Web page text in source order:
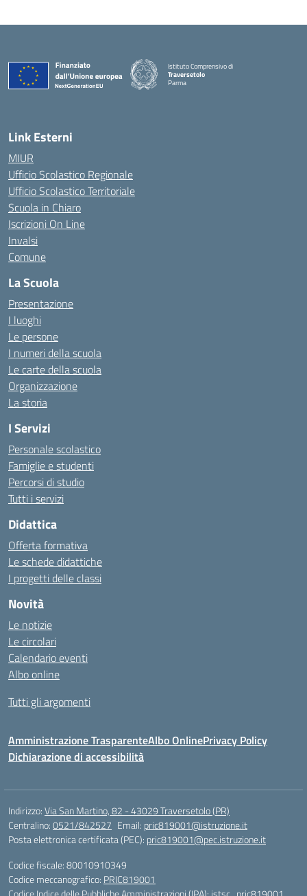
Istituto Comprensivo di
Traversetolo
Parma
Link Esterni
MIUR
Ufficio Scolastico Regionale
Ufficio Scolastico Territoriale
Scuola in Chiaro
Iscrizioni On Line
Invalsi
Comune
La Scuola
Presentazione
I luoghi
Le persone
I numeri della scuola
Le carte della scuola
Organizzazione
La storia
I Servizi
Personale scolastico
Famiglie e studenti
Percorsi di studio
Tutti i servizi
Didattica
Offerta formativa
Le schede didattiche
I progetti delle classi
Novità
Le notizie
Le circolari
Calendario eventi
Albo online
Tutti gli argomenti
Amministrazione TrasparenteAlbo OnlinePrivacy Policy
Dichiarazione di accessibilità
Indirizzo:Via San Martino, 82 - 43029 Traversetolo (PR)
Centralino:0521/842527 Email: pric819001@istruzione.it
Posta elettronica certificata (PEC): pric819001@pec.istruzione.it
Codice fiscale: 80010910349
Codice meccanografico: PRIC819001